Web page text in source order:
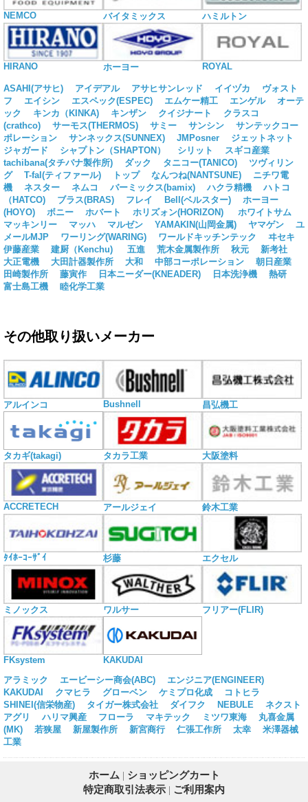
NEMCO バイタミックス ハミルトン
HIRANO ホーヨー ROYAL
ASAHI(アサヒ) アイデアル アサヒサンレッド イイヅカ
ヴォスト
フ
エイシン エスペック(ESPEC) エムケー精工 エンゲル
オーテ
ック
キンカ（KINKA) キンザン クイジナート
クラスコ
(crathco)
サーモス(THERMOS) サミー サンシン
サンテックコー
ポレーション
サンネックス(SUNNEX) JMPosner
ジェットネット
ジャガード
シャプトン（SHAPTON） シリット
スギコ産業
tachibana(タチバナ製作所)
ダック タニコー(TANICO)
ツヴィリン
グ
T-fal(ティファール) トップ なんつね(NANTSUNE)
ニチワ電
機
ネスター ネムコ バーミックス(bamix) ハクラ精機
ハトコ
（HATCO)
ブラス(BRAS) フレイ Bell(ベルスター)
ホーヨー
(HOYO)
ボニー ホバート ホリズォン(HORIZON)
ホワイトサム
マッキンリー
マッハ マルゼン YAMAKIN(山岡金属) ヤマゲン
ユ
メールMJP
ワーリング(WARING) ワールドキッチンテック
ヰセキ
伊藤産業
建厨（Kenchu) 五進 荒木金属製作所 秋元
新考社
大正電機
大田計器製作所 大和 中部コーポレーション
朝日産業
田崎製作所
藤寅作 日本ニーダー(KNEADER) 日本洗浄機
熱研
富士島工機
睦化学工業
その他取り扱いメーカー
アルインコ Bushnell 昌弘機工
タカギ(takagi) タカラ工業 大阪塗料
ACCRETECH アールジェイ 鈴木工業
ﾀｲﾎｰｺｰｻﾞｲ 杉藤 エクセル
ミノックス ワルサー フリアー(FLIR)
FKsystem
KAKUDAI
アラミック
エービーシー商会(ABC)
エンジニア(ENGINEER)
KAKUDAI
クマヒラ グローベン ケミプロ化成
コトヒラ
SHINEI(信栄物産)
タイガー株式会社 ダイフク NEBULE
ネクスト
アグリ
ハリマ興産 フローラ マキテック ミツワ東海
丸喜金属
(MK)
若狭屋 新屋製作所 新宮商行 仁張工作所 太幸
米澤器械
工業
ホーム | ショッピングカート
特定商取引法表示 | ご利用案内